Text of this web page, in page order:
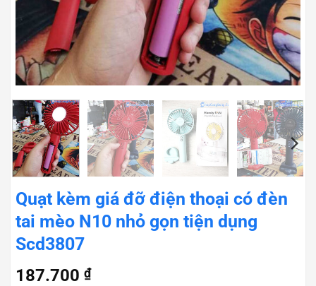
Quạt kèm giá đỡ điện thoại có đèn
tai mèo N10 nhỏ gọn tiện dụng
Scd3807
187.700 ₫